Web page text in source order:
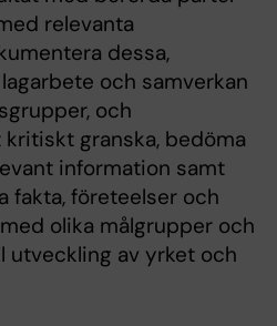
relevanta
dessa,
och samverkan
och
granska, bedöma
information samt
fakta, företeelser och
olika målgrupper och
utveckling av yrket och